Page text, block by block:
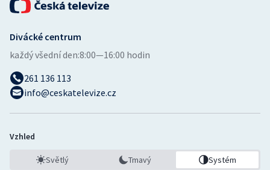
Divácké centrum
každý všední den:8:00—16:00 hodin
261 136 113
info@ceskatelevize.cz
Vzhled
Světlý Tmavý Systém